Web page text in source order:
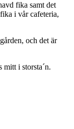
fika samt det
i vår cafeteria,
och det är
i storsta´n.